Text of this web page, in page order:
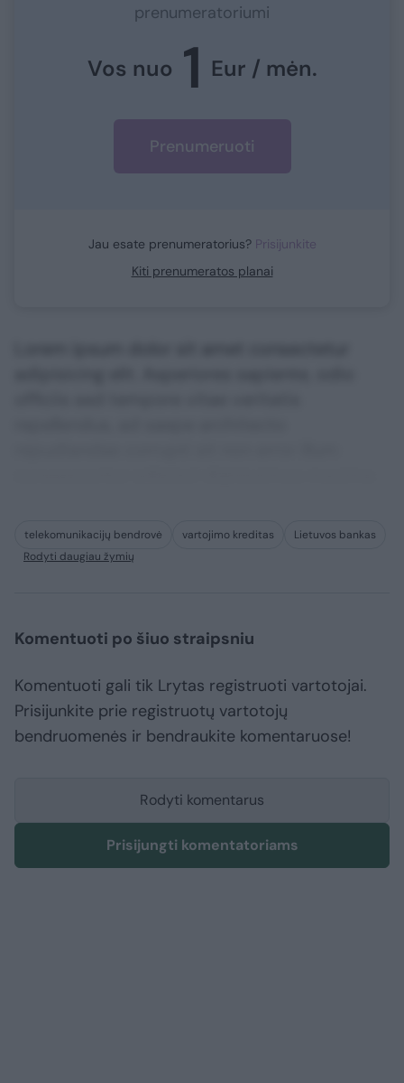
prenumeratoriumi
Vos nuo 1 Eur / mėn.
Prenumeruoti
Jau esate prenumeratorius? Prisijunkite
Kiti prenumeratos planai
telekomunikacijų bendrovė vartojimo kreditas
Lietuvos bankas
Rodyti daugiau žymių
Komentuoti po šiuo straipsniu
Komentuoti gali tik Lrytas registruoti vartotojai.
Prisijunkite prie registruotų vartotojų
bendruomenės ir bendraukite komentaruose!
Rodyti komentarus
Prisijungti komentatoriams